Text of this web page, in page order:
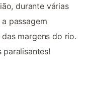
durante várias
passagem
margens do rio.